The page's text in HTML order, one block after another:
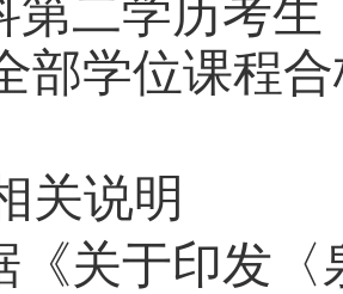
第二学历考生
部学位课程
关说明
《关于印发 〈